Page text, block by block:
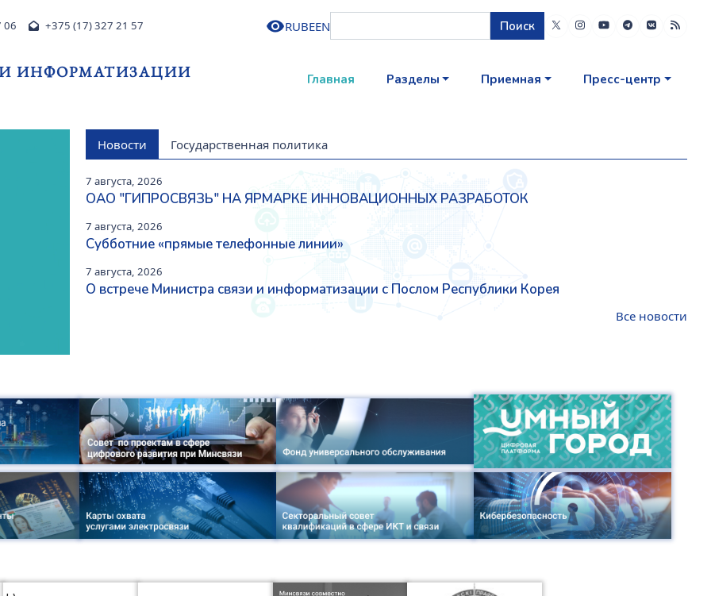
06 +375 (17) 327 21 57 RUBEEN Поиск
ИНФОРМАТИЗАЦИИ
Главная Разделы Приемная Пресс-центр
Новости Государственная политика
7 августа, 2026
ОАО "ГИПРОСВЯЗЬ" НА ЯРМАРКЕ ИННОВАЦИОННЫХ РАЗРАБОТОК
7 августа, 2026
Субботние «прямые телефонные линии»
7 августа, 2026
О встрече Министра связи и информатизации с Послом Республики Корея
Все новости